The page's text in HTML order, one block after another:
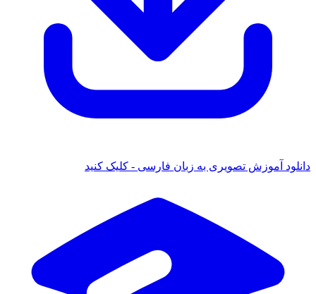
دانلود آموزش تصویری به زبان فارسی - کلیک کنید